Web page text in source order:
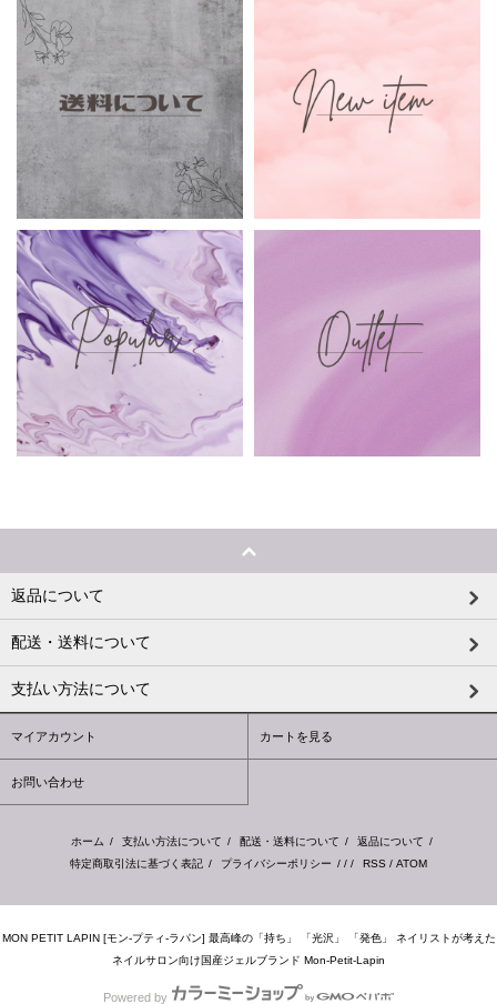
返品について
配送・送料について
支払い方法について
マイアカウント カートを見る
お問い合わせ
ホーム / 支払い方法について / 配送・送料について / 返品について /
特定商取引法に基づく表記 / プライバシーポリシー / / / RSS / ATOM
MON PETIT LAPIN [モン-プティ-ラパン] 最高峰の「持ち」 「光沢」 「発色」 ネイリストが考えた
ネイルサロン向け国産ジェルブランド Mon-Petit-Lapin
Powered by